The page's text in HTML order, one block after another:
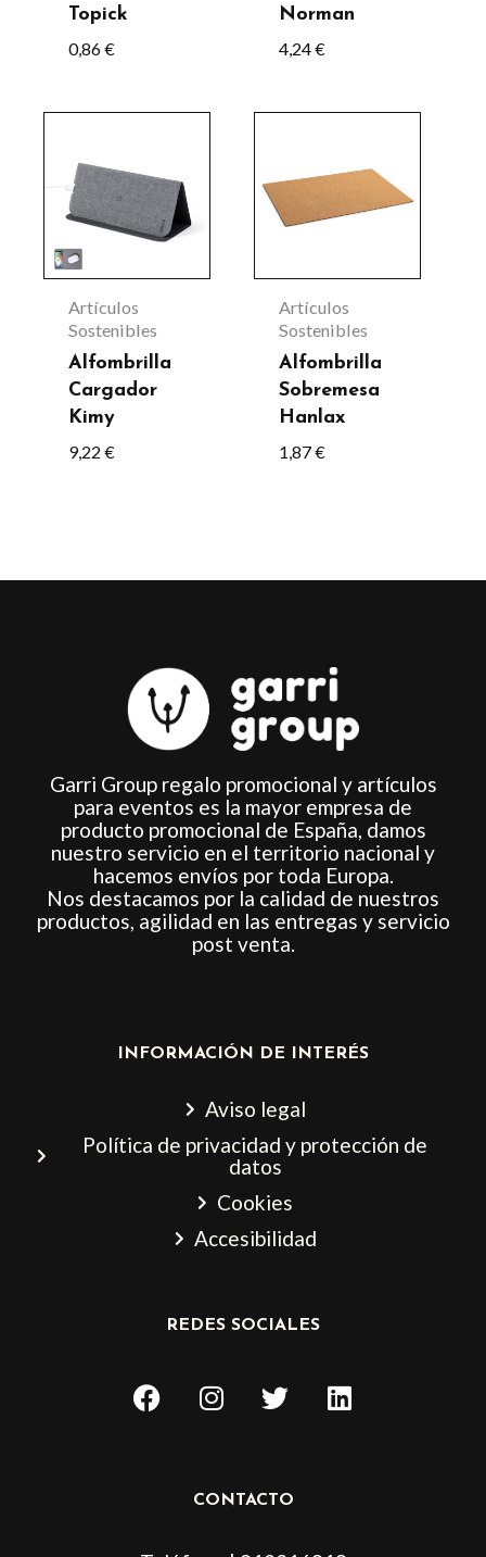
Topick
0,86€
Norman
4,24€
Artículos
Sostenibles
Alfombrilla
Cargador
Kimy
9,22 €
producto
tiene
múltiples
variantes.
Las
opciones
se
pueden
elegir
en
Artículos
Sostenibles
Alfombrilla
Sobremesa
Hanlax
1,87€
Garri Group regalo promocional y artículos
para eventos es la mayor empresa de
producto promocional de España, damos
nuestro servicio en el territorio nacional y
hacemos envíos por toda Europa.
Nos destacamos por la calidad de nuestros
productos, agilidad en las entregas y servicio
post venta.
INFORMACIÓN DE INTERÉS
Aviso legal
Política de privacidad y protección de
datos
Cookies
Accesibilidad
REDES SOCIALES
F
a
I
n
a
T
w
t
L
i
CONTACTO